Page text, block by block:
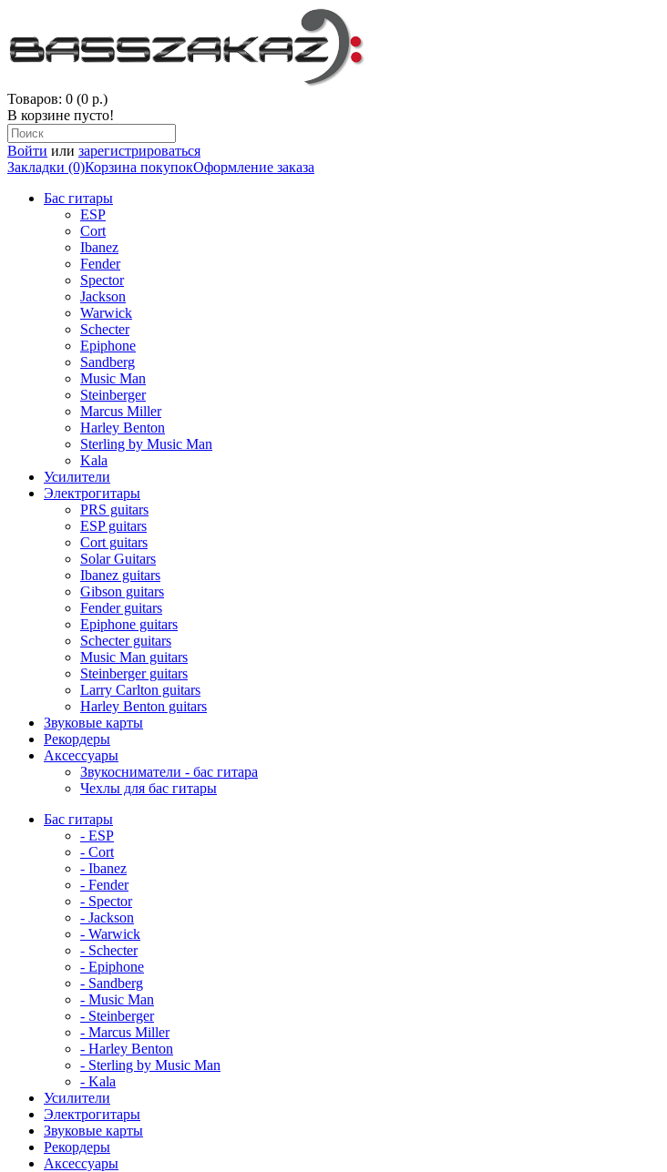
Товаров: 0 (0 р.)
В корзине пусто!
Войти или зарегистрироваться
Закладки (0)Корзина покупокОформление заказа
Бас гитары
ESP
Cort
Ibanez
Fender
Spector
Jackson
Warwick
Schecter
Epiphone
Sandberg
Music Man
Steinberger
Marcus Miller
Harley Benton
Sterling by Music Man
Kala
Усилители
Электрогитары
PRS guitars
ESP guitars
Cort guitars
Solar Guitars
Ibanez guitars
Gibson guitars
Fender guitars
Epiphone guitars
Schecter guitars
Music Man guitars
Steinberger guitars
Larry Carlton guitars
Harley Benton guitars
Звуковые карты
Рекордеры
Аксессуары
Звукосниматели - бас гитара
Чехлы для бас гитары
Бас гитары
- ESP
- Cort
- Ibanez
- Fender
- Spector
- Jackson
- Warwick
- Schecter
- Epiphone
- Sandberg
- Music Man
- Steinberger
- Marcus Miller
- Harley Benton
- Sterling by Music Man
- Kala
Усилители
Электрогитары
Звуковые карты
Рекордеры
Аксессуары